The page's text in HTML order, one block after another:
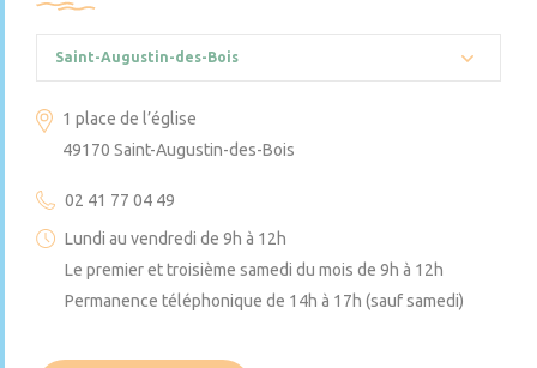
Saint-Augustin-des-Bois
1 place de l’église
49170 Saint-Augustin-des-Bois
02 41 77 04 49
Lundi au vendredi de 9h à 12h
Le premier et troisième samedi du mois de 9h à 12h
Permanence téléphonique de 14h à 17h (sauf samedi)